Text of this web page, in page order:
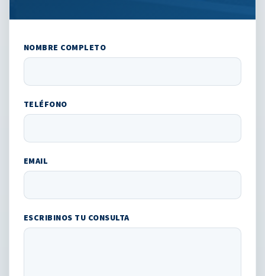
NOMBRE COMPLETO
TELÉFONO
EMAIL
ESCRIBINOS TU CONSULTA